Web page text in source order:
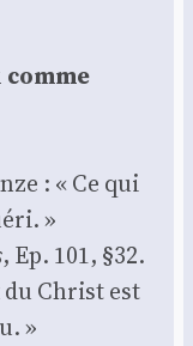
comme
: « Ce qui
»
, Ep. 101, §32.
Christ est
»